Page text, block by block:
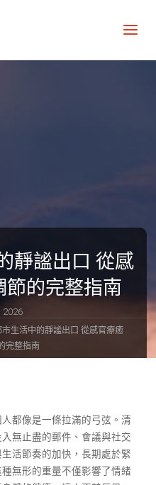
靜謐出口 從感
節的完整指南
2026
市生活中的靜謐出口 從感官療癒
完整指南
都像是一條拉滿的弓弦。清
無止盡的郵件、會議與社交
活節奏的加快，長期處於緊
無形的重量不僅影響了情緒